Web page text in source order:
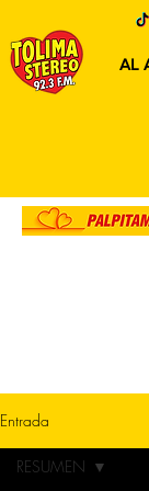
AL
Entrada
RESUMEN